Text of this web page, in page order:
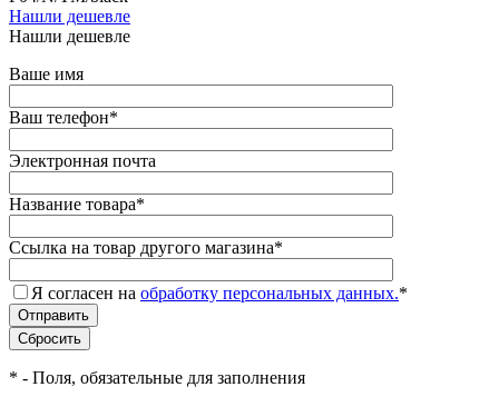
Нашли дешевле
Нашли дешевле
Ваше имя
Ваш телефон*
Электронная почта
Название товара*
Ссылка на товар другого магазина*
Я согласен на обработку персональных данных.*
* - Поля, обязательные для заполнения